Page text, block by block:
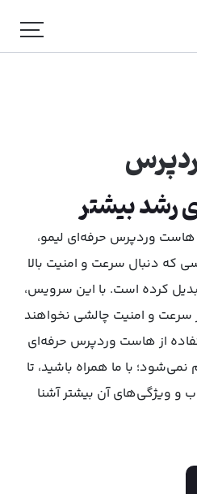
رشد بیشتر
هاست وردپرس حرفه‌ای لیمو،
که دنبال سرعت و امنیت بالا
کرده است. با این سرویس،
سرعت و امنیت چالشی نخواهند
از هاست وردپرس حرفه‌ای
با ما همراه باشید، تا
و ویژگی‌های آن بیشتر آشنا